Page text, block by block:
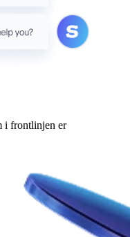
i frontlinjen er